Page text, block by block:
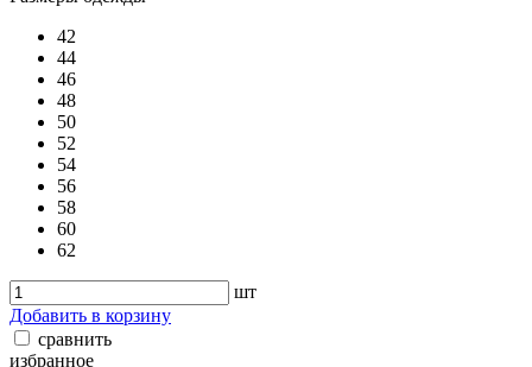
42
44
46
48
50
52
54
56
58
60
62
шт
Добавить в корзину
сравнить
избранное